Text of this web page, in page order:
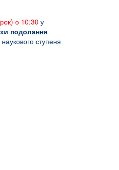
о 10:30 у
подолання
ступеня